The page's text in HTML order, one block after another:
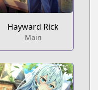
Hayward Rick
Main